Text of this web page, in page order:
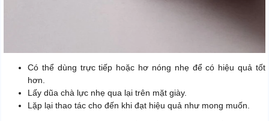
Có thể dùng trực tiếp hoặc hơ nóng nhẹ để có hiệu quả tốt
hơn.
Lấy dũa chà lực nhẹ qua lại trên mặt giày.
Lặp lại thao tác cho đến khi đạt hiệu quả như mong muốn.